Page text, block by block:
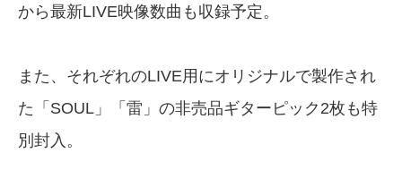
から最新LIVE映像数曲も収録予定。
また、それぞれのLIVE用にオリジナルで製作され
た「SOUL」「雷」の非売品ギターピック2枚も特
別封入。